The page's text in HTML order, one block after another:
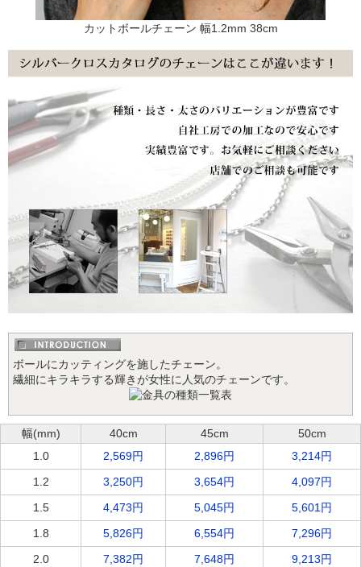
カットボールチェーン 幅1.2mm 38cm
ボールにカッティングを施したチェーン。
繊細にキラキラする輝きが女性に人気のチェーンです。
幅(mm) 40cm 45cm
50cm
1.0
2,569円 2,896円
3,214円
1.2
3,250円 3,654円
4,097円
1.5
4,473円 5,045円
5,601円
1.8
5,826円 6,554円
7,296円
2.0
7,382円 7,648円
9,213円